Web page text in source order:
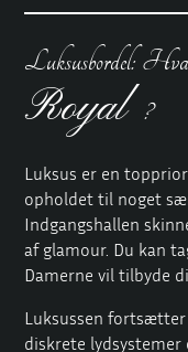
Luksusbordel:
Royal ?
Luksus er en
opholdet til noget
Indgangshallen
af glamour. Du kan
Damerne vil tilbyde
Luksussen fortsætter
diskrete lydsystemer